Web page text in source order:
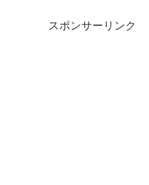
スポンサーリンク